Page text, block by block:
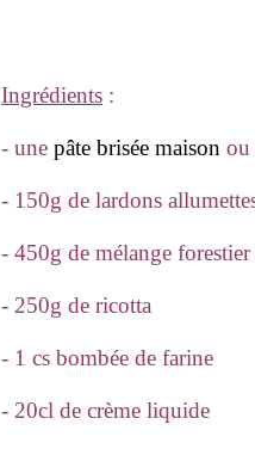
Ingrédients :
- une pâte brisée maison ou
- 150g de lardons
- 450g de mélange
- 250g de ricotta
- 1 cs bombée de farine
- 20cl de crème liquide